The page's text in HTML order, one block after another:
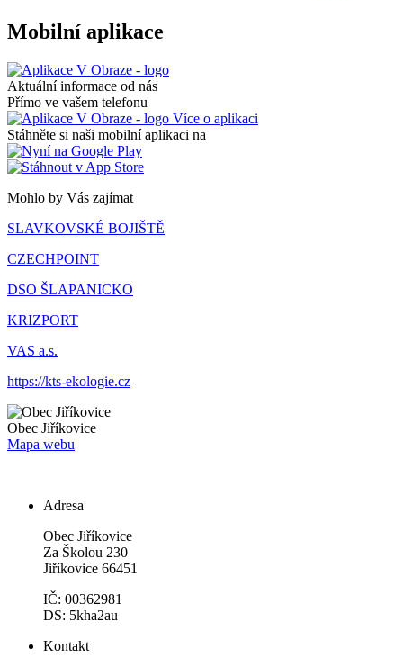
Mobilní aplikace
Aktuální informace od nás
Přímo ve vašem telefonu
Více o aplikaci
Stáhněte si naši mobilní aplikaci na
Mohlo by Vás zajímat
SLAVKOVSKÉ BOJIŠTĚ
CZECHPOINT
DSO ŠLAPANICKO
KRIZPORT
VAS a.s.
https://kts-ekologie.cz
Obec Jiříkovice
Mapa webu
Adresa
Obec Jiříkovice
Za Školou 230
Jiříkovice 66451
IČ: 00362981
DS: 5kha2au
Kontakt